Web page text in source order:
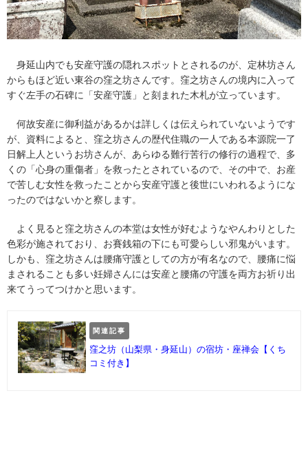
身延山内でも安産守護の隠れスポットとされるのが、定林坊さん
からもほど近い東谷の窪之坊さんです。窪之坊さんの境内に入って
すぐ左手の石碑に「安産守護」と刻まれた木札が立っています。
何故安産に御利益があるかは詳しくは伝えられていないようです
が、資料によると、窪之坊さんの歴代住職の一人である本源院一了
日解上人というお坊さんが、あらゆる難行苦行の修行の過程で、多
くの「心身の重傷者」を救ったとされているので、その中で、お産
で苦しむ女性を救ったことから安産守護と後世にいわれるようにな
ったのではないかと察します。
よく見ると窪之坊さんの本堂は女性が好むようなやんわりとした
色彩が施されており、お賽銭箱の下にも可愛らしい邪鬼がいます。
しかも、窪之坊さんは腰痛守護としての方が有名なので、腰痛に悩
まされることも多い妊婦さんには安産と腰痛の守護を両方お祈り出
来てうってつけかと思います。
関連記事
窪之坊（山梨県・身延山）の宿坊・座禅会【くち
コミ付き】